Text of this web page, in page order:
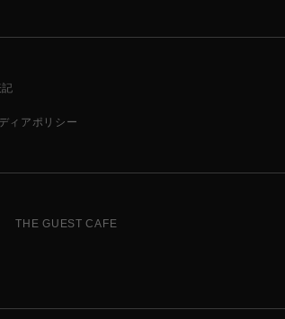
ィアポリシー
THE GUEST CAFE